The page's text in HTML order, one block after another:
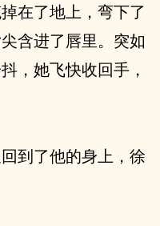
在了地上，弯下了
含进了唇里。突如
，她飞快收回手，
到了他的身上，徐